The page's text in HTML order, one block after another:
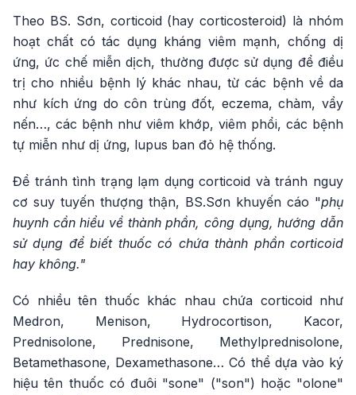
Theo BS. Sơn, corticoid (hay corticosteroid) là nhóm
hoạt chất có tác dụng kháng viêm mạnh, chống dị
ứng, ức chế miễn dịch, thường được sử dụng để điều
trị cho nhiều bệnh lý khác nhau, từ các bệnh về da
như kích ứng do côn trùng đốt, eczema, chàm, vẩy
nến…, các bệnh như viêm khớp, viêm phổi, các bệnh
tự miễn như dị ứng, lupus ban đỏ hệ thống.
Để tránh tình trạng lạm dụng corticoid và tránh nguy
cơ suy tuyến thượng thận, BS.Sơn khuyến cáo "phụ
huynh cần hiểu về thành phần, công dụng, hướng dẫn
sử dụng để biết thuốc có chứa thành phần corticoid
hay không."
Có nhiều tên thuốc khác nhau chứa corticoid như
Medron, Menison, Hydrocortison, Kacor,
Prednisolone, Prednisone, Methylprednisolone,
Betamethasone, Dexamethasone… Có thể dựa vào ký
hiệu tên thuốc có đuôi "sone" ("son") hoặc "olone"